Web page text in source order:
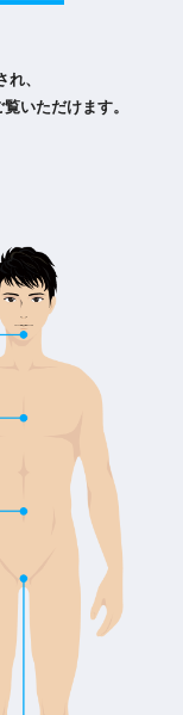
、
いただけます。